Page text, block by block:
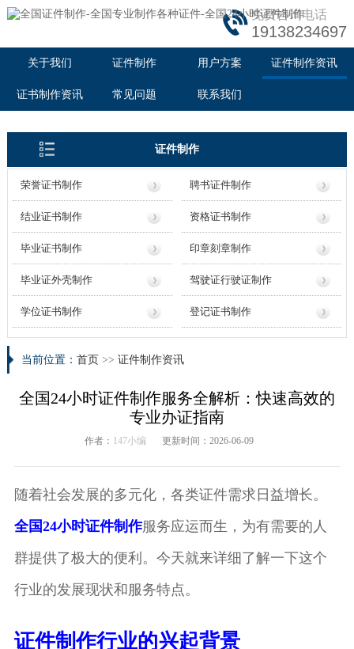
免费咨询电话
19138234697
关于我们 证件制作 用户方案 证件制作资讯
证书制作资讯 常见问题 联系我们
证件制作
荣誉证书制作 聘书证件制作
结业证书制作 资格证书制作
毕业证书制作 印章刻章制作
毕业证外壳制作 驾驶证行驶证制作
学位证书制作 登记证书制作
当前位置： 首页 >> 证件制作资讯
全国24小时证件制作服务全解析：快速高效的
专业办证指南
作者： 147小编 更新时间：2026-06-09
随着社会发展的多元化，各类证件需求日益增长。
全国24小时证件制作服务应运而生，为有需要的人
群提供了极大的便利。今天就来详细了解一下这个
行业的发展现状和服务特点。
证件制作行业的兴起背景